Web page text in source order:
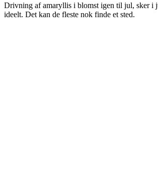
Drivning af amaryllis i blomst igen til jul, sker i
ideelt. Det kan de fleste nok finde et sted.